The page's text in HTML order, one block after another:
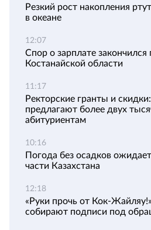
Резкий рост накопления
в океане
12:07
Спор о зарплате
Костанайской области
11:17
Ректорские гранты и
предлагают более двух
абитуриентам
10:16
Погода без осадков
части Казахстана
12:18
«Руки прочь от Кок-
собирают подписи под